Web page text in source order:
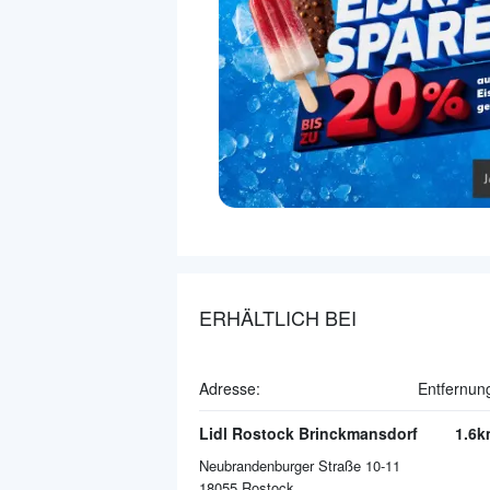
ERHÄLTLICH BEI
Adresse:
Lidl Rostock Brinckmansdorf
Neubrandenburger Straße 10-11